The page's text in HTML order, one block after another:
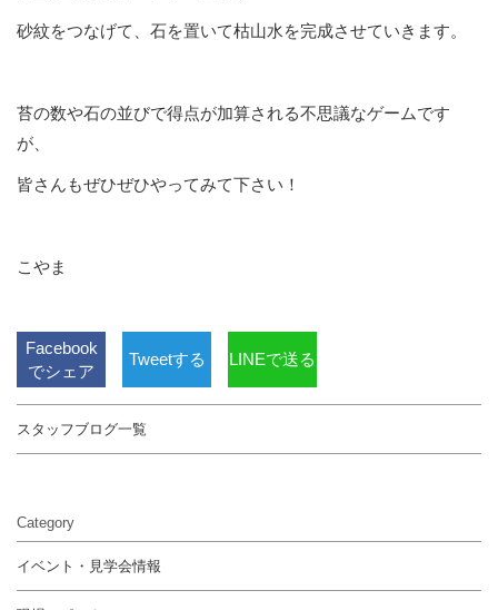
砂紋をつなげて、石を置いて枯山水を完成させていきます。
苔の数や石の並びで得点が加算される不思議なゲームです
が、
皆さんもぜひぜひやってみて下さい！
こやま
Facebook
でシェア
Tweetする LINEで送る
スタッフブログ一覧
Category
イベント・見学会情報